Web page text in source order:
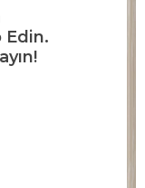
Edin.